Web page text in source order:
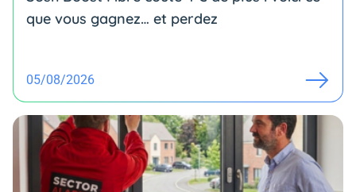
que vous gagnez… et perdez
05/08/2026